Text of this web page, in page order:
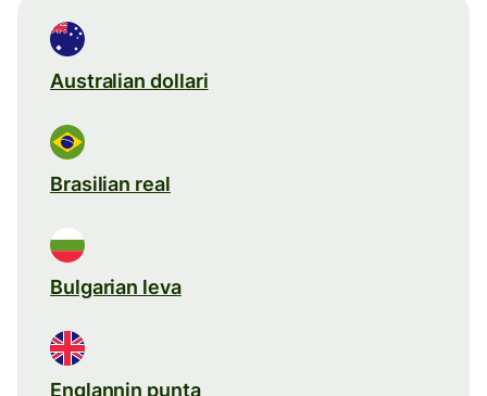
Australian dollari
Brasilian real
Bulgarian leva
Englannin punta